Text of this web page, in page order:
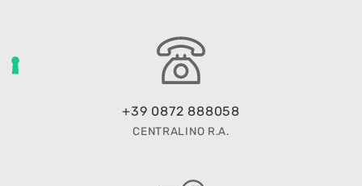
+39 0872 888058
CENTRALINO R.A.